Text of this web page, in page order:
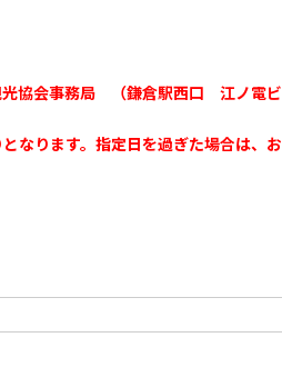
換えできません。ご注意くださ
となります）ぜひご利用くださ
光協会事務局 （鎌倉駅西口 江ノ電ビ
なります。指定日を過ぎた場合は、お